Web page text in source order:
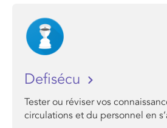
Defisécu
Tester ou réviser vos
circulations et du personnel en